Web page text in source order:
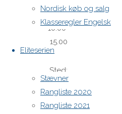
Nordisk køb og salg
Klasseregler Engelsk
Eliteserien
Stævner
Rangliste 2020
Rangliste 2021
Tid. kl.
10.00-
15.00
Sted:
Middelfart
Sejlklub